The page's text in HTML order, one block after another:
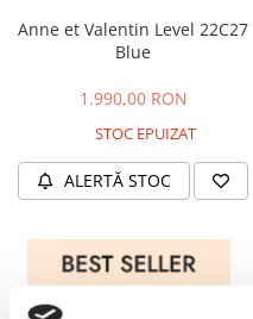
RAY-BAN
SAINT LAURENT
STARCK
STELLA MCCARTNEY
Anne et Valentin Level 22C27
Blue
1.990,00 RON
STOC EPUIZAT
ALERTĂ STOC
Mykita Kelsey 552 Shiny
Copper Jet Black